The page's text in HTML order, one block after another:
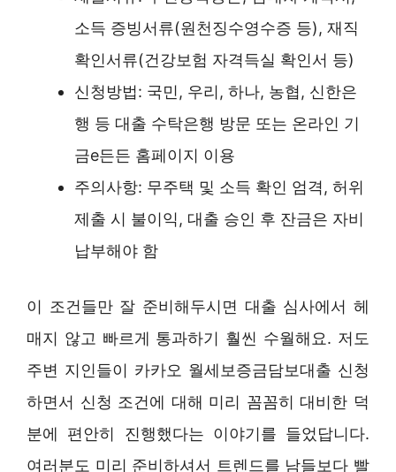
소득 증빙서류(원천징수영수증 등), 재직
확인서류(건강보험 자격득실 확인서 등)
신청방법: 국민, 우리, 하나, 농협, 신한은
행 등 대출 수탁은행 방문 또는 온라인 기
금e든든 홈페이지 이용
주의사항: 무주택 및 소득 확인 엄격, 허위
제출 시 불이익, 대출 승인 후 잔금은 자비
납부해야 함
이 조건들만 잘 준비해두시면 대출 심사에서 헤
매지 않고 빠르게 통과하기 훨씬 수월해요. 저도
주변 지인들이 카카오 월세보증금담보대출 신청
하면서 신청 조건에 대해 미리 꼼꼼히 대비한 덕
분에 편안히 진행했다는 이야기를 들었답니다.
여러분도 미리 준비하셔서 트렌드를 남들보다 빨